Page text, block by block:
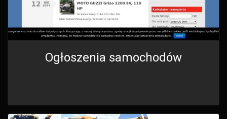
Ogłoszenia samochodów